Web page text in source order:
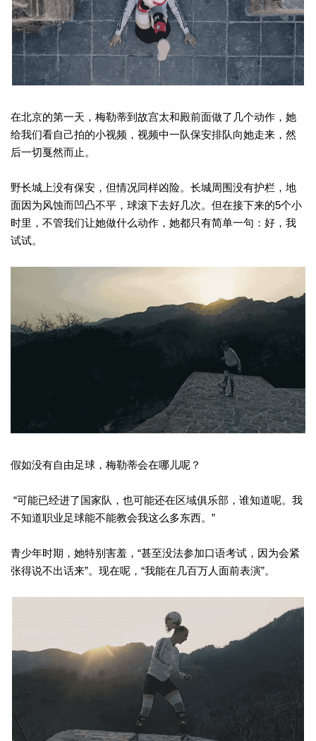
在北京的第一天，梅勒蒂到故宫太和殿前面做了几个动作，她
给我们看自己拍的小视频，视频中一队保安排队向她走来，然
后一切戛然而止。
野长城上没有保安，但情况同样凶险。长城周围没有护栏，地
面因为风蚀而凹凸不平，球滚下去好几次。但在接下来的5个小
时里，不管我们让她做什么动作，她都只有简单一句：好，我
试试。
假如没有自由足球，梅勒蒂会在哪儿呢？
“可能已经进了国家队，也可能还在区域俱乐部，谁知道呢。我
不知道职业足球能不能教会我这么多东西。”
青少年时期，她特别害羞，“甚至没法参加口语考试，因为会紧
张得说不出话来”。现在呢，“我能在几百万人面前表演”。